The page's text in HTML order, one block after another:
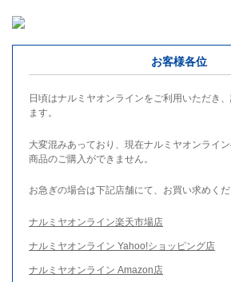
お客様各位
日頃はナルミヤオンラインをご利用いただき
ます。
大変混みあっており、現在ナルミヤオンライ
商品のご購入ができません。
お急ぎの場合は下記店舗にて、お買い求めくだ
ナルミヤオンライン楽天市場店
ナルミヤオンライン Yahoo!ショッピング店
ナルミヤオンライン Amazon店